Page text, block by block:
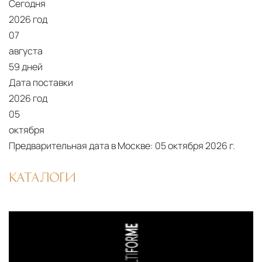
10 рабочих дней. Возможна срочная доставка
ресурсов.
Управление логистикой и контроль
качества
Каждый заказ отслеживается в режиме
мониторинга. Наша команда логистических
специалистов с опытом работы в
полную сохранность груза, соблюдение
механических повреждений на всех этапах
Все международные
Сегодня
2026 год
07
августа
59 дней
Дата поставки
2026 год
05
октября
Предварительная дата в Москве: 05 октября 2026 г.
КАТАЛОГИ